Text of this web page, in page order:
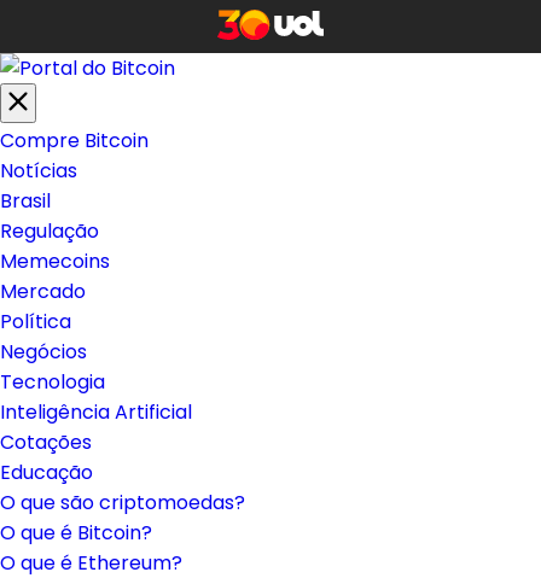
Compre Bitcoin
Notícias
Brasil
Regulação
Memecoins
Mercado
Política
Negócios
Tecnologia
Inteligência Artificial
Cotações
Educação
O que são criptomoedas?
O que é Bitcoin?
O que é Ethereum?